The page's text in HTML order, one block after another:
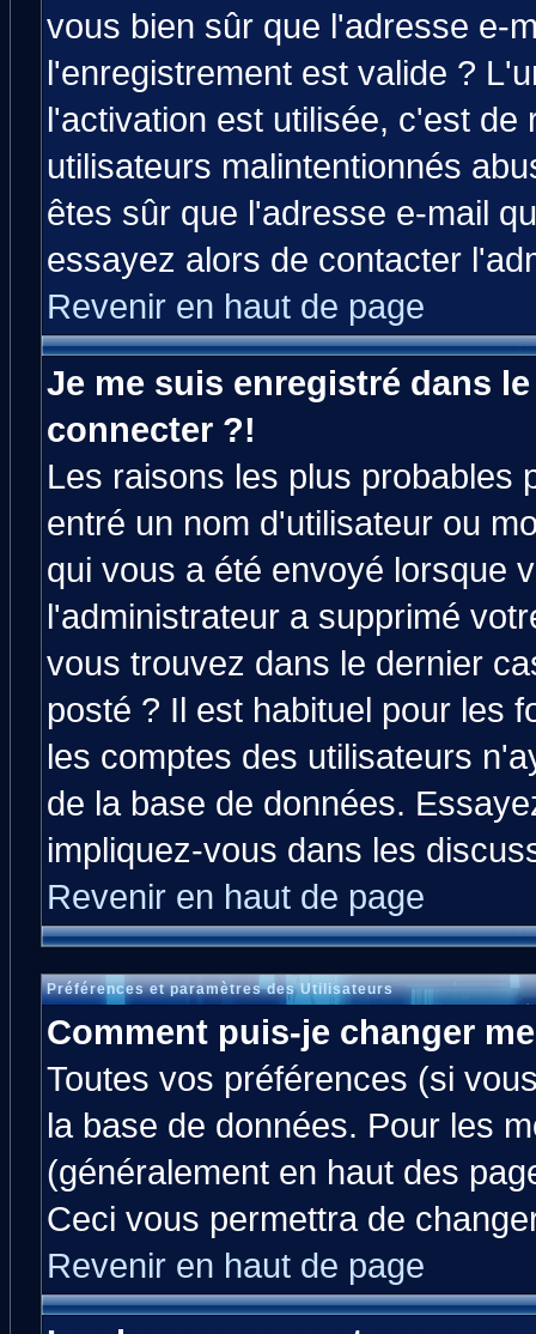
vous bien sûr que l'adresse e-
l'enregistrement est valide ?
l'activation est utilisée, c'est
utilisateurs malintentionnés
êtes sûr que l'adresse e-mail
essayez alors de contacter
Revenir en haut de page
Je me suis enregistré dans
connecter ?!
Les raisons les plus probables
entré un nom d'utilisateur ou
qui vous a été envoyé lorsque
l'administrateur a supprimé
vous trouvez dans le dernier
posté ? Il est habituel pour les
les comptes des utilisateurs
de la base de données.
impliquez-vous dans les
Revenir en haut de page
Préférences et paramètres des Utilisateurs
Comment puis-je changer
Toutes vos préférences (si
la base de données. Pour les
(généralement en haut des
Ceci vous permettra de
Revenir en haut de page